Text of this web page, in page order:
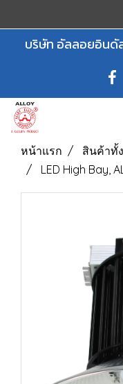
บริษัท อัลลอยอินดั
หน้าแรก สินค้าทั้
LED High Bay,